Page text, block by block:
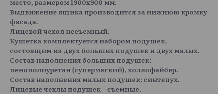
Выдвижение ящика производится за нижнюю кромку
фасада.
Лицевой чехол несъемный.
Кушетка комплектуется набором подушек,
состоящим из двух больших подушек и двух малых.
Состав наполнения больших подушек:
пенополиуретан (супермягкий), холлофайбер.
Состав наполнения малых подушек: синтепух.
Лицевые чехлы подушек – съемные.